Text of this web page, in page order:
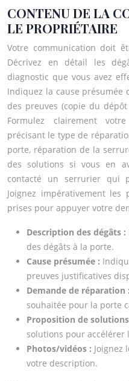
CONTENU DE LA
LE PROPRIÉTAIRE
Votre communication doit
Décrivez en détail les
diagnostic que vous avez
Indiquez la cause présumée
des preuves (copie du
Formulez clairement
précisant le type de
porte, réparation de la
des solutions si vous en
contacté un serrurier qui
Joignez impérativement
prises pour appuyer votre
Description des dégâts :
des dégâts à la porte.
Cause présumée :
preuves justificatives
Demande de réparation :
souhaitée pour la porte
Proposition de
solutions pour accélérer
Photos/vidéos : Joignez
votre description.